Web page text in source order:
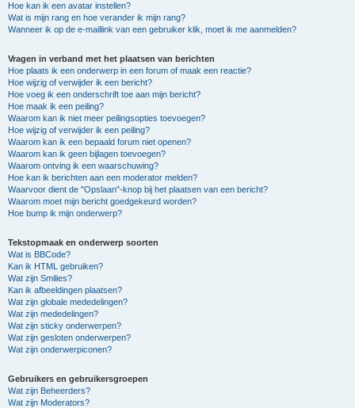
Hoe kan ik een avatar instellen?
Wat is mijn rang en hoe verander ik mijn rang?
Wanneer ik op de e-maillink van een gebruiker klik, moet ik me aanmelden?
Vragen in verband met het plaatsen van berichten
Hoe plaats ik een onderwerp in een forum of maak een reactie?
Hoe wijzig of verwijder ik een bericht?
Hoe voeg ik een onderschrift toe aan mijn bericht?
Hoe maak ik een peiling?
Waarom kan ik niet meer peilingsopties toevoegen?
Hoe wijzig of verwijder ik een peiling?
Waarom kan ik een bepaald forum niet openen?
Waarom kan ik geen bijlagen toevoegen?
Waarom ontving ik een waarschuwing?
Hoe kan ik berichten aan een moderator melden?
Waarvoor dient de "Opslaan"-knop bij het plaatsen van een bericht?
Waarom moet mijn bericht goedgekeurd worden?
Hoe bump ik mijn onderwerp?
Tekstopmaak en onderwerp soorten
Wat is BBCode?
Kan ik HTML gebruiken?
Wat zijn Smilies?
Kan ik afbeeldingen plaatsen?
Wat zijn globale mededelingen?
Wat zijn mededelingen?
Wat zijn sticky onderwerpen?
Wat zijn gesloten onderwerpen?
Wat zijn onderwerpiconen?
Gebruikers en gebruikersgroepen
Wat zijn Beheerders?
Wat zijn Moderators?